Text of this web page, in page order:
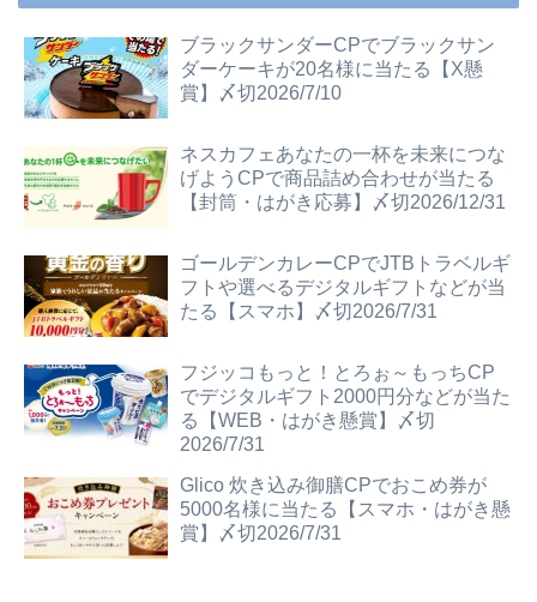
ブラックサンダーCPでブラックサン
ダーケーキが20名様に当たる【X懸
賞】〆切2026/7/10
ネスカフェあなたの一杯を未来につな
げようCPで商品詰め合わせが当たる
【封筒・はがき応募】〆切2026/12/31
ゴールデンカレーCPでJTBトラベルギ
フトや選べるデジタルギフトなどが当
たる【スマホ】〆切2026/7/31
フジッコもっと！とろぉ～もっちCP
でデジタルギフト2000円分などが当た
る【WEB・はがき懸賞】〆切
2026/7/31
Glico 炊き込み御膳CPでおこめ券が
5000名様に当たる【スマホ・はがき懸
賞】〆切2026/7/31